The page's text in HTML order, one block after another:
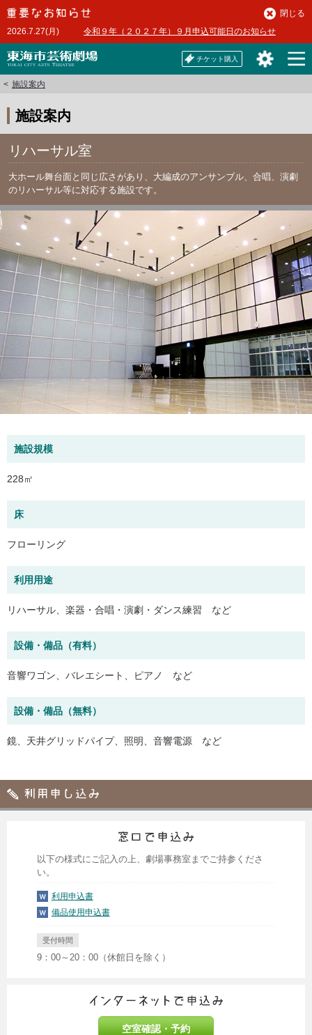
本
文
へ2026.7.27(月) 令和９年（２０２７年）９月申込可能日のお知らせ
閉じる
チケット購入
施設案内
施設案内
リハーサル室
大ホール舞台面と同じ広さがあり、大編成のアンサンブル、合唱、演劇
のリハーサル等に対応する施設です。
施設規模
228㎡
床
フローリング
利用用途
リハーサル、楽器・合唱・演劇・ダンス練習 など
設備・備品（有料）
音響ワゴン、バレエシート、ピアノ など
設備・備品（無料）
鏡、天井グリッドパイプ、照明、音響電源 など
以下の様式にご記入の上、劇場事務室までご持参くださ
い。
利用申込書
備品使用申込書
受付時間
9：00～20：00（休館日を除く）
空室確認・予約